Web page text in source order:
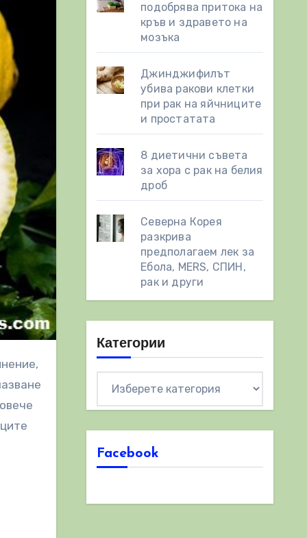
подобрява притока на
кръв и здравето на
мозъка
Джинджифилът
убива ракови клетки
при рак на яйчниците
и простатата
8 диетични съвета
за хора с рак на белия
дроб
Северна Корея
разкрива
предполагаем лек за
Ебола, MERS, СПИН,
рак и други
Категории
Facebook